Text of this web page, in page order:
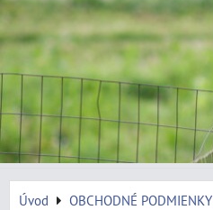
Úvod OBCHODNÉ PODMIENKY